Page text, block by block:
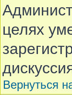
целях
Вернуться